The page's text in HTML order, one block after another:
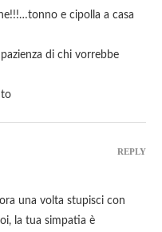
e cipolla a casa
di chi vorrebbe
una volta stupisci con
la tua simpatia è
REPLY